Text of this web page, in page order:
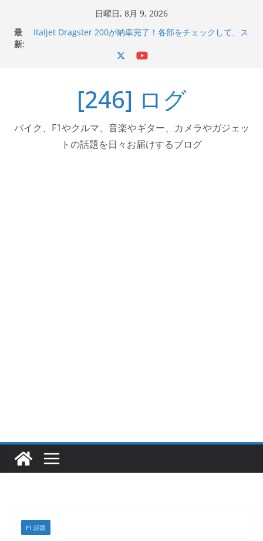
日曜日, 8月 9, 2026
最
新:
Italjet Dragster 200が納車完了！各部をチェックして、ス
器エフェクターが返礼品でもらえる！
Italjet Dragster 200のフロントISSサスの動きが判ったら
コーナリングが楽しくなった
[246] ログ
バイク、F1やクルマ、音楽やギター、カメラやガジェッ
トの話題を日々お届けするブログ
F1:話題